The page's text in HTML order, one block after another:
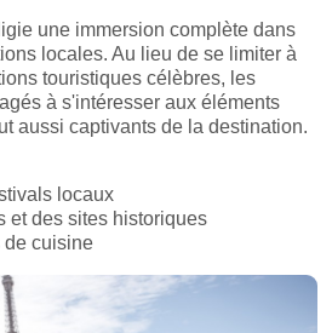
une immersion complète dans
locales. Au lieu de se limiter à
touristiques célèbres, les
à s'intéresser aux éléments
aussi captivants de la destination.
locaux
et des sites historiques
de cuisine